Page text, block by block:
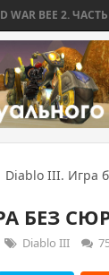
2. ЧАСТЬ 3:
Diablo III. Игра
БЕЗ
Diablo III